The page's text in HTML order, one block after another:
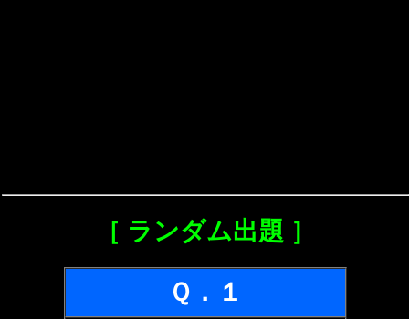
［ ランダム出題 ］
Ｑ．１